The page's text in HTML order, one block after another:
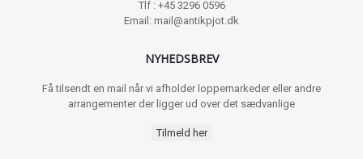
Tlf : +45 3296 0596
Email: mail@antikpjot.dk
NYHEDSBREV
Få tilsendt en mail når vi afholder loppemarkeder eller andre
arrangementer der ligger ud over det sædvanlige
Tilmeld her